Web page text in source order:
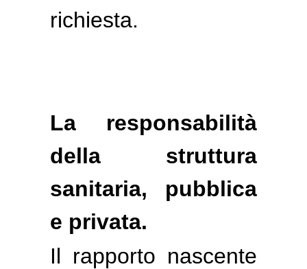
richiesta.
La responsabilità
della struttura
sanitaria, pubblica
e privata.
Il rapporto nascente